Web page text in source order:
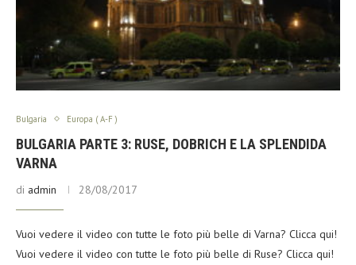
Bulgaria Europa ( A-F )
BULGARIA PARTE 3: RUSE, DOBRICH E LA SPLENDIDA
VARNA
di admin 28/08/2017
Vuoi vedere il video con tutte le foto più belle di Varna? Clicca qui!
Vuoi vedere il video con tutte le foto più belle di Ruse? Clicca qui!